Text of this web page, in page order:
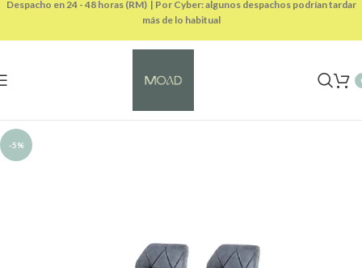
-5%
Despacho en 24 - 48 horas (RM) | Por Cyber: algunos despachos podrían tardar
más de lo habitual